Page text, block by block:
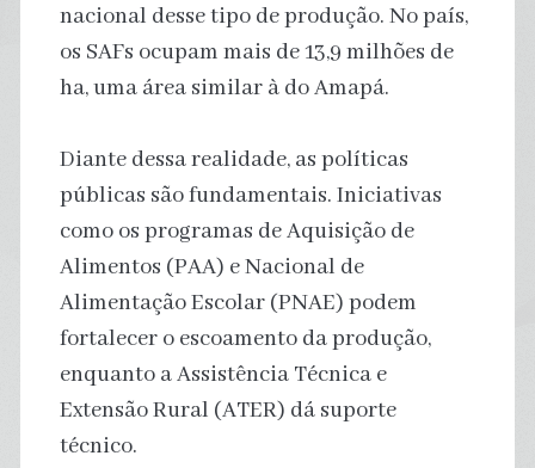
nacional desse tipo de produção. No país,
os SAFs ocupam mais de 13,9 milhões de
ha, uma área similar à do Amapá.
Diante dessa realidade, as políticas
públicas são fundamentais. Iniciativas
como os programas de Aquisição de
Alimentos (PAA) e Nacional de
Alimentação Escolar (PNAE) podem
fortalecer o escoamento da produção,
enquanto a Assistência Técnica e
Extensão Rural (ATER) dá suporte
técnico.